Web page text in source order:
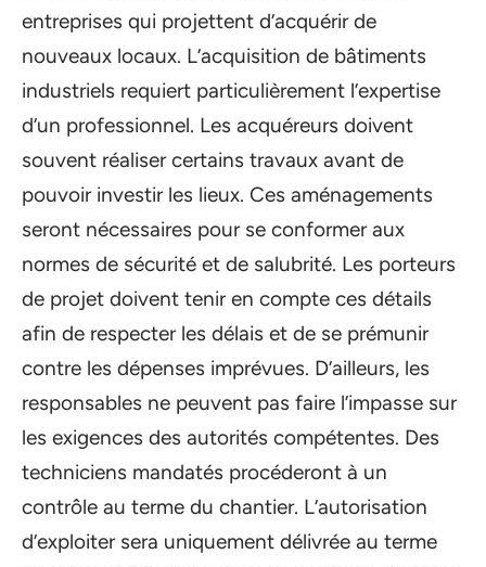
entreprises qui projettent d’acquérir de
nouveaux locaux. L’acquisition de bâtiments
industriels requiert particulièrement l’expertise
d’un professionnel. Les acquéreurs doivent
souvent réaliser certains travaux avant de
pouvoir investir les lieux. Ces aménagements
seront nécessaires pour se conformer aux
normes de sécurité et de salubrité. Les porteurs
de projet doivent tenir en compte ces détails
afin de respecter les délais et de se prémunir
contre les dépenses imprévues. D’ailleurs, les
responsables ne peuvent pas faire l’impasse sur
les exigences des autorités compétentes. Des
techniciens mandatés procéderont à un
contrôle au terme du chantier. L’autorisation
d’exploiter sera uniquement délivrée au terme